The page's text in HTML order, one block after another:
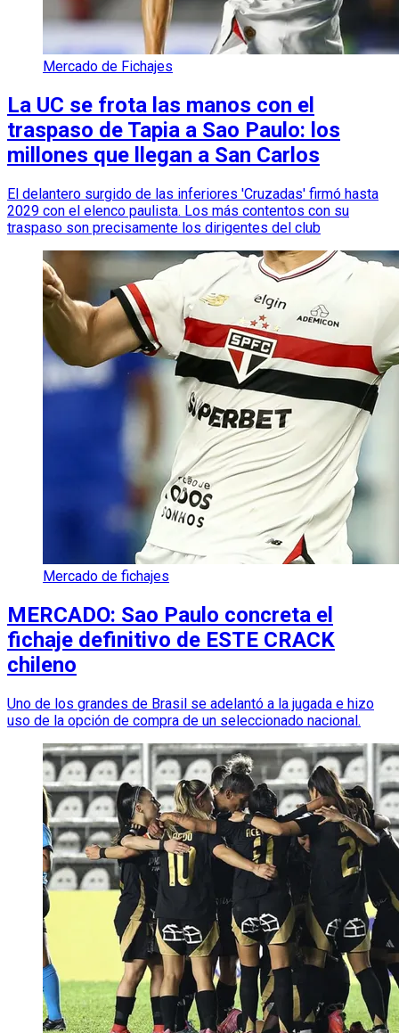
Mercado de Fichajes
La UC se frota las manos con el
traspaso de Tapia a Sao Paulo: los
millones que llegan a San Carlos
El delantero surgido de las inferiores 'Cruzadas' firmó hasta
2029 con el elenco paulista. Los más contentos con su
traspaso son precisamente los dirigentes del club
Mercado de fichajes
MERCADO: Sao Paulo concreta el
fichaje definitivo de ESTE CRACK
chileno
Uno de los grandes de Brasil se adelantó a la jugada e hizo
uso de la opción de compra de un seleccionado nacional.